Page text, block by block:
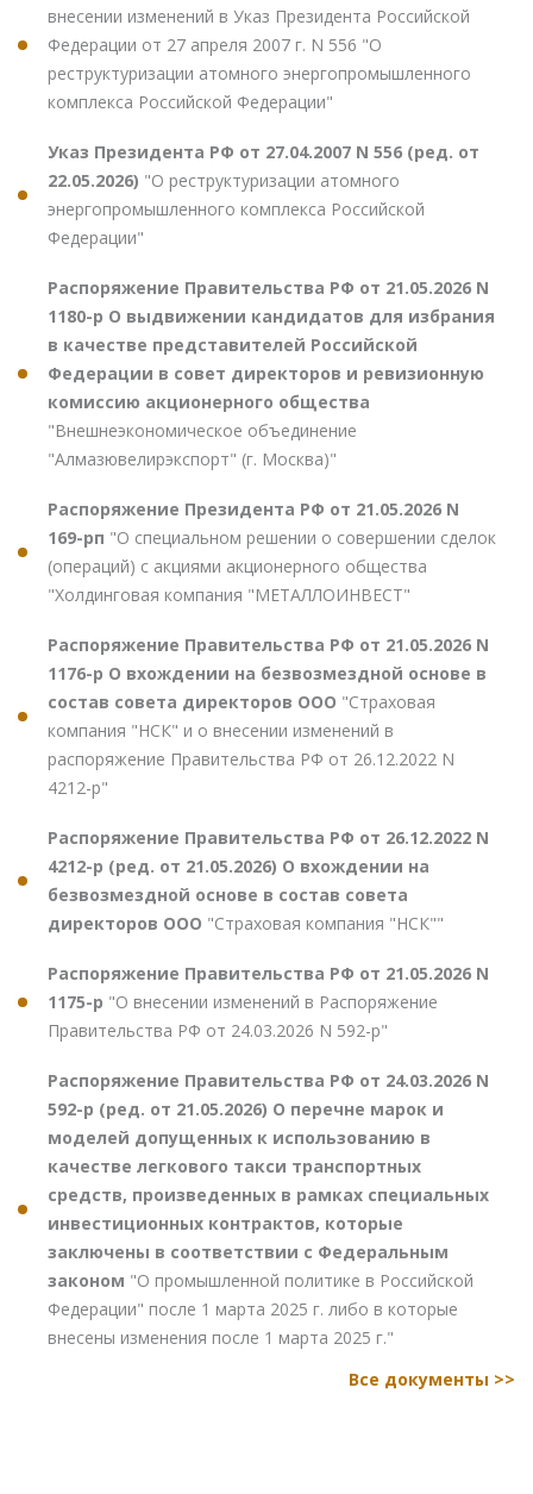
внесении изменений в Указ Президента Российской
Федерации от 27 апреля 2007 г. N 556 "О
реструктуризации атомного энергопромышленного
комплекса Российской Федерации"
Указ Президента РФ от 27.04.2007 N 556 (ред. от
22.05.2026) "О реструктуризации атомного
энергопромышленного комплекса Российской
Федерации"
Распоряжение Правительства РФ от 21.05.2026 N
1180-р О выдвижении кандидатов для избрания
в качестве представителей Российской
Федерации в совет директоров и ревизионную
комиссию акционерного общества
"Внешнеэкономическое объединение
"Алмазювелирэкспорт" (г. Москва)"
Распоряжение Президента РФ от 21.05.2026 N
169-рп "О специальном решении о совершении сделок
(операций) с акциями акционерного общества
"Холдинговая компания "МЕТАЛЛОИНВЕСТ"
Распоряжение Правительства РФ от 21.05.2026 N
1176-р О вхождении на безвозмездной основе в
состав совета директоров ООО "Страховая
компания "НСК" и о внесении изменений в
распоряжение Правительства РФ от 26.12.2022 N
4212-р"
Распоряжение Правительства РФ от 26.12.2022 N
4212-р (ред. от 21.05.2026) О вхождении на
безвозмездной основе в состав совета
директоров ООО "Страховая компания "НСК""
Распоряжение Правительства РФ от 21.05.2026 N
1175-р "О внесении изменений в Распоряжение
Правительства РФ от 24.03.2026 N 592-р"
Распоряжение Правительства РФ от 24.03.2026 N
592-р (ред. от 21.05.2026) О перечне марок и
моделей допущенных к использованию в
качестве легкового такси транспортных
средств, произведенных в рамках специальных
инвестиционных контрактов, которые
заключены в соответствии с Федеральным
законом "О промышленной политике в Российской
Федерации" после 1 марта 2025 г. либо в которые
внесены изменения после 1 марта 2025 г."
Все документы >>